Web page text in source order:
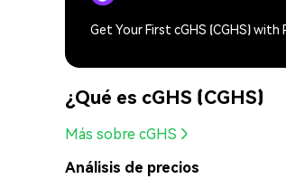
Get Your First cGHS (CGHS) with
¿Qué es cGHS (CGHS)
Más sobre cGHS
Análisis de precios